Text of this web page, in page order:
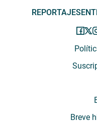
REPORTAJES
Breve